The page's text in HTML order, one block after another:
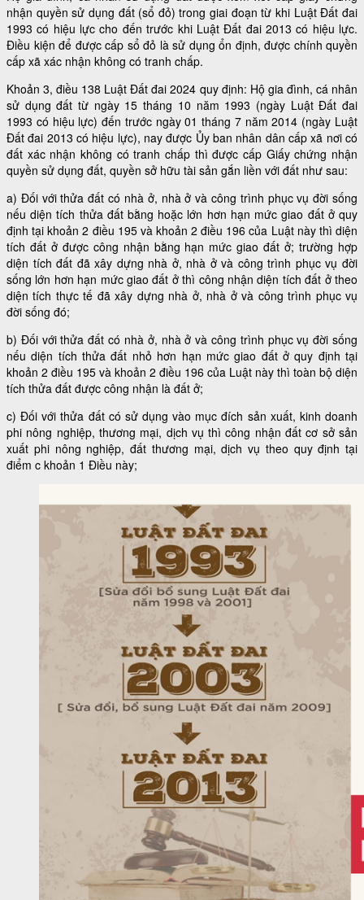
nhận quyền sử dụng đất (sổ đỏ) trong giai đoạn từ khi Luật Đất đai
1993 có hiệu lực cho đến trước khi Luật Đất đai 2013 có hiệu lực.
Điều kiện để được cấp sổ đỏ là sử dụng ổn định, được chính quyền
cấp xã xác nhận không có tranh chấp.
Khoản 3, điều 138 Luật Đất đai 2024 quy định: Hộ gia đình, cá nhân
sử dụng đất từ ngày 15 tháng 10 năm 1993 (ngày Luật Đất đai
1993 có hiệu lực) đến trước ngày 01 tháng 7 năm 2014 (ngày Luật
Đất đai 2013 có hiệu lực), nay được Ủy ban nhân dân cấp xã nơi có
đất xác nhận không có tranh chấp thì được cấp Giấy chứng nhận
quyền sử dụng đất, quyền sở hữu tài sản gắn liền với đất như sau:
a) Đối với thửa đất có nhà ở, nhà ở và công trình phục vụ đời sống
nếu diện tích thửa đất bằng hoặc lớn hơn hạn mức giao đất ở quy
định tại khoản 2 điều 195 và khoản 2 điều 196 của Luật này thì diện
tích đất ở được công nhận bằng hạn mức giao đất ở; trường hợp
diện tích đất đã xây dựng nhà ở, nhà ở và công trình phục vụ đời
sống lớn hơn hạn mức giao đất ở thì công nhận diện tích đất ở theo
diện tích thực tế đã xây dựng nhà ở, nhà ở và công trình phục vụ
đời sống đó;
b) Đối với thửa đất có nhà ở, nhà ở và công trình phục vụ đời sống
nếu diện tích thửa đất nhỏ hơn hạn mức giao đất ở quy định tại
khoản 2 điều 195 và khoản 2 điều 196 của Luật này thì toàn bộ diện
tích thửa đất được công nhận là đất ở;
c) Đối với thửa đất có sử dụng vào mục đích sản xuất, kinh doanh
phi nông nghiệp, thương mại, dịch vụ thì công nhận đất cơ sở sản
xuất phi nông nghiệp, đất thương mại, dịch vụ theo quy định tại
điểm c khoản 1 Điều này;